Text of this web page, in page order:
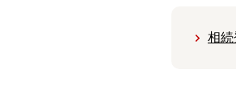
相